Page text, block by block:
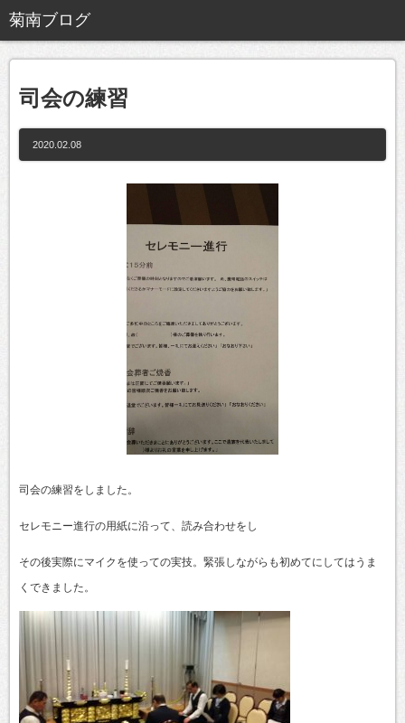
司会の練習
2020.02.08
司会の練習をしました。
セレモニー進行の用紙に沿って、読み合わせをし
その後実際にマイクを使っての実技。緊張しながらも初めてにしてはうま
くできました。